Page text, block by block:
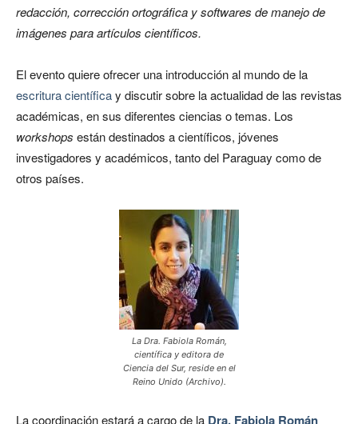
redacción, corrección ortográfica y softwares de manejo de
imágenes para artículos científicos.
El evento quiere ofrecer una introducción al mundo de la
escritura científicay discutir sobre la actualidad de las revistas
académicas, en sus diferentes ciencias o temas. Los
workshops están destinados a científicos, jóvenes
investigadores y académicos, tanto del Paraguay como de
otros países.
La Dra. Fabiola Román,
científica y editora de
Ciencia del Sur, reside en el
Reino Unido (Archivo).
La coordinación estará a cargo de la Dra. Fabiola Román